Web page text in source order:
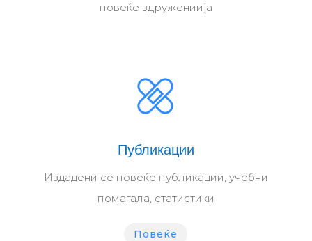
повеќе здружениија
Публикации
Издадени се повеќе публикации, учебни
помагала, статистики
Повеќе